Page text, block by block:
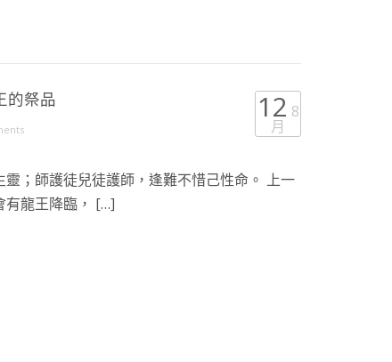
的祭品 12 8
月
；師護徒兒徒護師，逢難不惜己性命。 上一
有龍王降臨， […]